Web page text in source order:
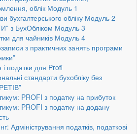
облік Модуль 1
бухгалтерського обліку Модуль 2
з БухОбліком Модуль 3
для чайників Модуль 4
з практичних занять програми
і податки для Profi
стандарти бухобліку без
PROFI з податку на прибуток
PROFI з податку на додану
Адміністрування податків, податкові